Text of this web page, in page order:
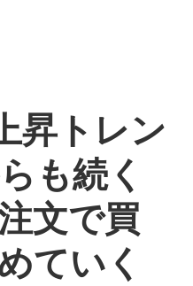
昇トレン
も続く
文で買
ていく